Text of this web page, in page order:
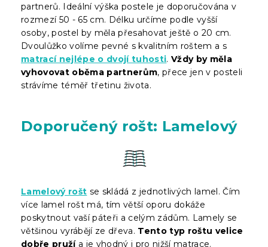
partnerů. Ideální výška postele je doporučována v
rozmezí 50 - 65 cm. Délku určíme podle vyšší
osoby, postel by měla přesahovat ještě o 20 cm.
Dvoulůžko volíme pevné s kvalitním roštem a s
matrací nejlépe o dvojí tuhosti.Vždy by měla
vyhovovat oběma partnerům, přece jen v posteli
strávíme téměř třetinu života.
Doporučený rošt: Lamelový
Lamelový rošt se skládá z jednotlivých lamel. Čím
více lamel rošt má, tím větší oporu dokáže
poskytnout vaší páteři a celým zádům. Lamely se
většinou vyrábějí ze dřeva. Tento typ roštu velice
dobře pružía je vhodný i pro nižší matrace.